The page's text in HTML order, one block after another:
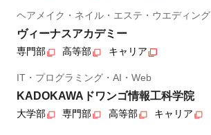
ヘアメイク・ネイル・エステ・ウエディング
ヴィーナスアカデミー
専門部 高等部 キャリア
IT・プログラミング・AI・Web
KADOKAWAドワンゴ情報工科学院
大学部 専門部 高等部 キャリア